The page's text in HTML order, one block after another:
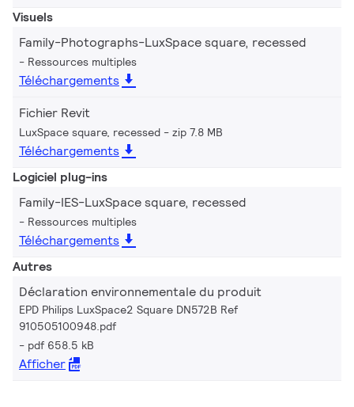
Visuels
Family-Photographs-LuxSpace square, recessed
Ressources multiples
Téléchargements
Fichier Revit
LuxSpace square, recessed zip 7.8 MB
Téléchargements
Logiciel plug-ins
Family-IES-LuxSpace square, recessed
Ressources multiples
Téléchargements
Autres
Déclaration environnementale du produit
EPD Philips LuxSpace2 Square DN572B Ref
910505100948.pdf
pdf 658.5 kB
Afficher